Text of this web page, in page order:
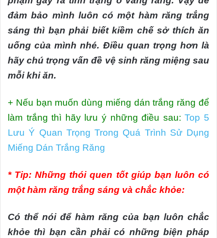
đảm bảo mình luôn có một hàm răng trắng
sáng thì bạn phải biết kiềm chế sở thích ăn
uống của mình nhé. Điều quan trọng hơn là
hãy chú trọng vấn đề vệ sinh răng miệng sau
mỗi khi ăn.
+ Nếu bạn muốn dùng miếng dán trắng răng để
làm trắng thì hãy lưu ý những điều sau:Top 5
Lưu Ý Quan Trọng Trong Quá Trình Sử Dụng
Miếng Dán Trắng Răng
* Tip: Những thói quen tốt giúp bạn luôn có
một hàm răng trắng sáng và chắc khỏe:
Có thể nói để hàm răng của bạn luôn chắc
khỏe thì bạn cần phải có những biện pháp